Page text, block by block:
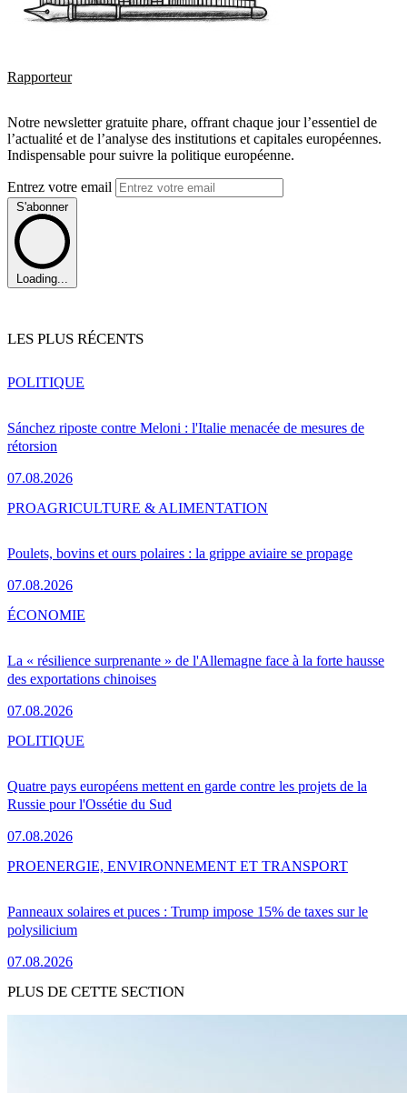
Rapporteur
Notre newsletter gratuite phare, offrant chaque jour l’essentiel de
l’actualité et de l’analyse des institutions et capitales européennes.
Indispensable pour suivre la politique européenne.
Entrez votre email
S'abonner
Loading...
LES PLUS RÉCENTS
Sánchez riposte contre Meloni : l'Italie menacée de mesures de
rétorsion
07.08.2026
POLITIQUE
Poulets, bovins et ours polaires : la grippe aviaire se propage
07.08.2026
PROAGRICULTURE & ALIMENTATION
La « résilience surprenante » de l'Allemagne face à la forte hausse
des exportations chinoises
07.08.2026
ÉCONOMIE
Quatre pays européens mettent en garde contre les projets de la
Russie pour l'Ossétie du Sud
07.08.2026
POLITIQUE
Panneaux solaires et puces : Trump impose 15% de taxes sur le
polysilicium
07.08.2026
PROENERGIE, ENVIRONNEMENT ET TRANSPORT
PLUS DE CETTE SECTION